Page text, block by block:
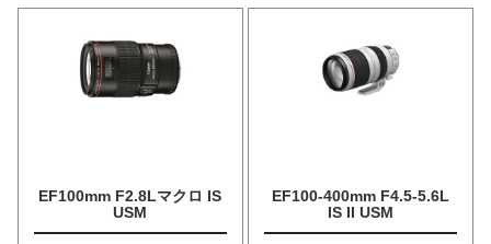
EF100mm F2.8Lマクロ IS
USM
EF100-400mm F4.5-5.6L
IS II USM